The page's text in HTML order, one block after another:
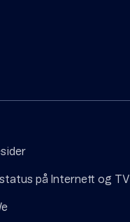
på Internett og TV